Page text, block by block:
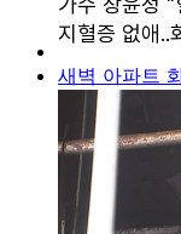
새벽 아파트